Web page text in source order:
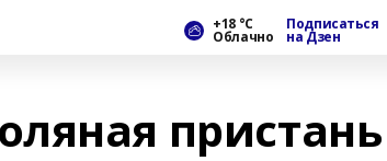
+18 °С
Облачно
Подписаться
на Дзен
пристань